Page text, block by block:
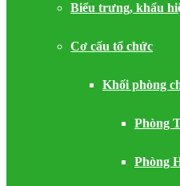
Biểu trưng, khẩu
Cơ cấu tổ chức
Khối phòng
Phòng
Phòng